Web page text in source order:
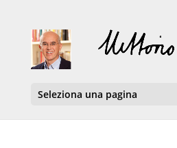
Seleziona una pagina